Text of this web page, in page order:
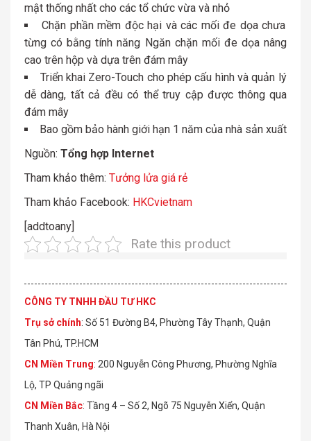
mật thống nhất cho các tổ chức vừa và nhỏ
Chặn phần mềm độc hại và các mối đe dọa chưa
từng có bằng tính năng Ngăn chặn mối đe dọa nâng
cao trên hộp và dựa trên đám mây
Triển khai Zero-Touch cho phép cấu hình và quản lý
dễ dàng, tất cả đều có thể truy cập được thông qua
đám mây
Bao gồm bảo hành giới hạn 1 năm của nhà sản xuất
Nguồn: Tổng hợp Internet
Tham khảo thêm: Tưởng lửa giá rẻ
Tham khảo Facebook: HKCvietnam
[addtoany]
Rate this product
CÔNG TY TNHH ĐẦU TƯ HKC
Trụ sở chính: Số 51 Đường B4, Phường Tây Thạnh, Quận
Tân Phú, TP.HCM
CN Miền Trung: 200 Nguyễn Công Phương, Phường Nghĩa
Lộ, TP Quảng ngãi
CN Miền Bắc: Tầng 4 – Số 2, Ngõ 75 Nguyễn Xiển, Quận
Thanh Xuân, Hà Nội